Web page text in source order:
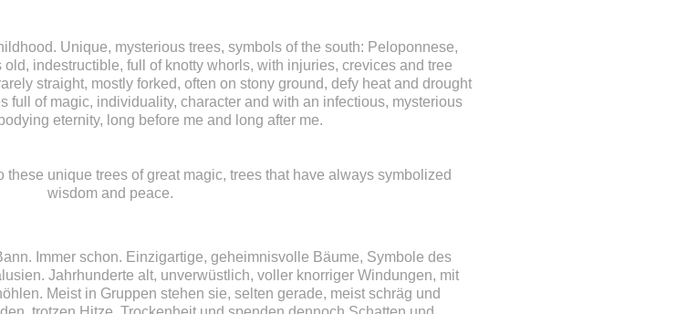
Unique, mysterious trees, symbols of the south: Peloponnese,
indestructible, full of knotty whorls, with injuries, crevices and tree
straight, mostly forked, often on stony ground, defy heat and drought
full of magic, individuality, character and with an infectious, mysterious
eternity, long before me and long after me.
unique trees of great magic, trees that have always symbolized
wisdom and peace.
Immer schon. Einzigartige, geheimnisvolle Bäume, Symbole des
Jahrhunderte alt, unverwüstlich, voller knorriger Windungen, mit
Meist in Gruppen stehen sie, selten gerade, meist schräg und